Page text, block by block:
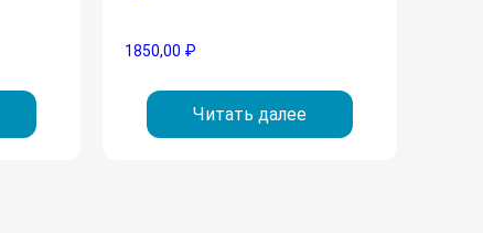
1850,00 ₽
Читать далее